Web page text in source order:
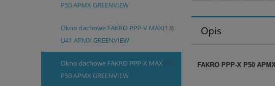
P50 APMX GREENVIEW
Okno dachowe FAKRO PPP-V MAX
U41 APMX GREENVIEW
(13)
Okno dachowe FAKRO PPP-X MAX
P50 APMX GREENVIEW
(13)
Opis
FAKRO PPP-X P50 APMX